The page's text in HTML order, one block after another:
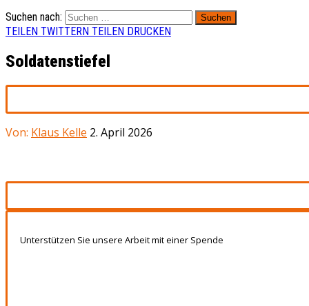
Suchen nach:
TEILEN TWITTERN TEILEN DRUCKEN
Soldatenstiefel
Von: Klaus Kelle 2. April 2026
Unterstützen Sie unsere Arbeit mit einer Spende